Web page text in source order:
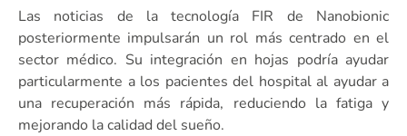
Las noticias de la tecnología FIR de Nanobionic
posteriormente impulsarán un rol más centrado en el
sector médico. Su integración en hojas podría ayudar
particularmente a los pacientes del hospital al ayudar a
una recuperación más rápida, reduciendo la fatiga y
mejorando la calidad del sueño.